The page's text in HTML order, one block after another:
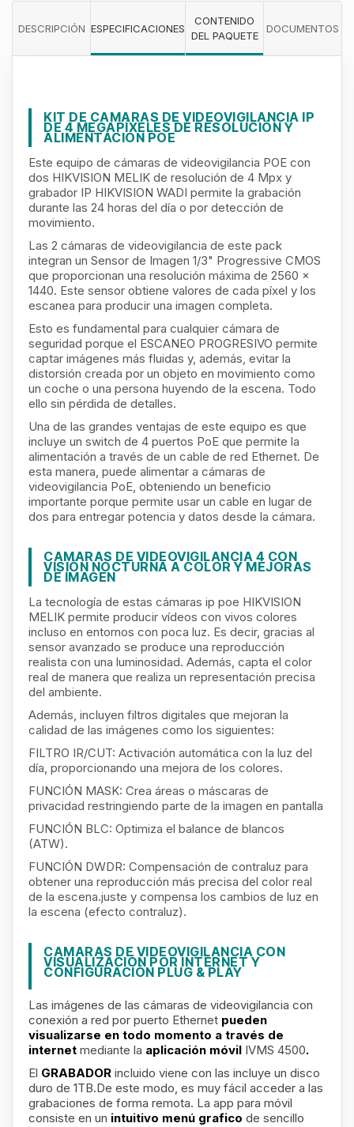
DESCRIPCIÓN ESPECIFICACIONES
CONTENIDO
DEL PAQUETE
DOCUMENTOS
KIT DE CAMARAS DE VIDEOVIGILANCIA IP
DE 4 MEGAPÍXELES DE RESOLUCIÓN Y
ALIMENTACION POE
Este equipo de cámaras de videovigilancia POE con
dos HIKVISION MELIK de resolución de 4 Mpx y
grabador IP HIKVISION WADI permite la grabación
durante las 24 horas del día o por detección de
movimiento.
Las 2 cámaras de videovigilancia de este pack
integran un Sensor de Imagen 1/3" Progressive CMOS
que proporcionan una resolución máxima de 2560 x
1440. Este sensor obtiene valores de cada píxel y los
escanea para producir una imagen completa.
Esto es fundamental para cualquier cámara de
seguridad porque el ESCANEO PROGRESIVO permite
captar imágenes más fluidas y, además, evitar la
distorsión creada por un objeto en movimiento como
un coche o una persona huyendo de la escena. Todo
ello sin pérdida de detalles.
Una de las grandes ventajas de este equipo es que
incluye un switch de 4 puertos PoE que permite la
alimentación a través de un cable de red Ethernet. De
esta manera, puede alimentar a cámaras de
videovigilancia PoE, obteniendo un beneficio
importante porque permite usar un cable en lugar de
dos para entregar potencia y datos desde la cámara.
CAMARAS DE VIDEOVIGILANCIA 4 CON
VISIÓN NOCTURNA A COLOR Y MEJORAS
DE IMAGEN
La tecnología de estas cámaras ip poe HIKVISION
MELIK permite producir vídeos con vivos colores
incluso en entornos con poca luz. Es decir, gracias al
sensor avanzado se produce una reproducción
realista con una luminosidad. Además, capta el color
real de manera que realiza un representación precisa
del ambiente.
Además, incluyen filtros digitales que mejoran la
calidad de las imágenes como los siguientes:
FILTRO IR/CUT: Activación automática con la luz del
día, proporcionando una mejora de los colores.
FUNCIÓN MASK: Crea áreas o máscaras de
privacidad restringiendo parte de la imagen en pantalla
FUNCIÓN BLC: Optimiza el balance de blancos
(ATW).
FUNCIÓN DWDR: Compensación de contraluz para
obtener una reproducción más precisa del color real
de la escena.juste y compensa los cambios de luz en
la escena (efecto contraluz).
CAMARAS DE VIDEOVIGILANCIA CON
VISUALIZACIÓN POR INTERNET Y
CONFIGURACIÓN PLUG & PLAY
Las imágenes de las cámaras de videovigilancia con
conexión a red por puerto Ethernet pueden
visualizarse en todo momento a través de
internet mediante la aplicación móvil IVMS 4500.
El GRABADOR incluido viene con las incluye un disco
duro de 1TB.De este modo, es muy fácil acceder a las
grabaciones de forma remota. La app para móvil
consiste en un intuitivo menú grafico de sencillo